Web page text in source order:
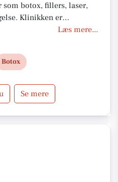
botox, fillers, laser,
Klinikken er
på Trustpilot og
Health. Book en gratis
skræddersyet
Læs mere...
Botox
Se mere